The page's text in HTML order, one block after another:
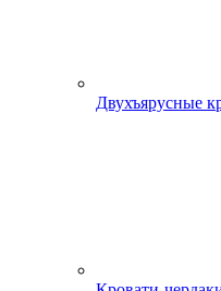
Двухъярусные